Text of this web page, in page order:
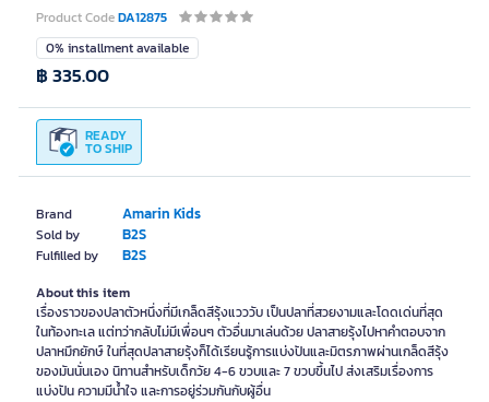
Product CodeDA12875
Brand Amarin Kids
Sold by B2S
Fulfilled by B2S
0% installment available
READY
TO SHIP
฿ 335.00
About this item
เรื่องราวของปลาตัวหนึ่งที่มีเกล็ดสีรุ้งแวววับ เป็นปลาที่สวยงามและโดดเด่นที่สุด
ในท้องทะเล แต่ทว่ากลับไม่มีเพื่อนๆ ตัวอื่นมาเล่นด้วย ปลาสายรุ้งไปหาคำตอบจาก
ปลาหมึกยักษ์ ในที่สุดปลาสายรุ้งก็ได้เรียนรู้การแบ่งปันและมิตรภาพผ่านเกล็ดสีรุ้ง
ของมันนั่นเอง นิทานสำหรับเด็กวัย 4-6 ขวบและ 7 ขวบขึ้นไป ส่งเสริมเรื่องการ
แบ่งปัน ความมีน้ำใจ และการอยู่ร่วมกันกับผู้อื่น